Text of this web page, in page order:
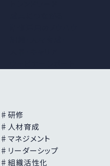
♯研修
♯人材育成
♯マネジメント
♯リーダーシップ
♯組織活性化